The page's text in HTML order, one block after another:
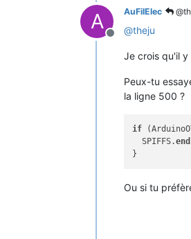
A
Offline
AuFilElec
@theju
Je crois qu'il y
Peux-tu
la ligne 500 ?
if
  SPIFFS.
end
Ou si tu